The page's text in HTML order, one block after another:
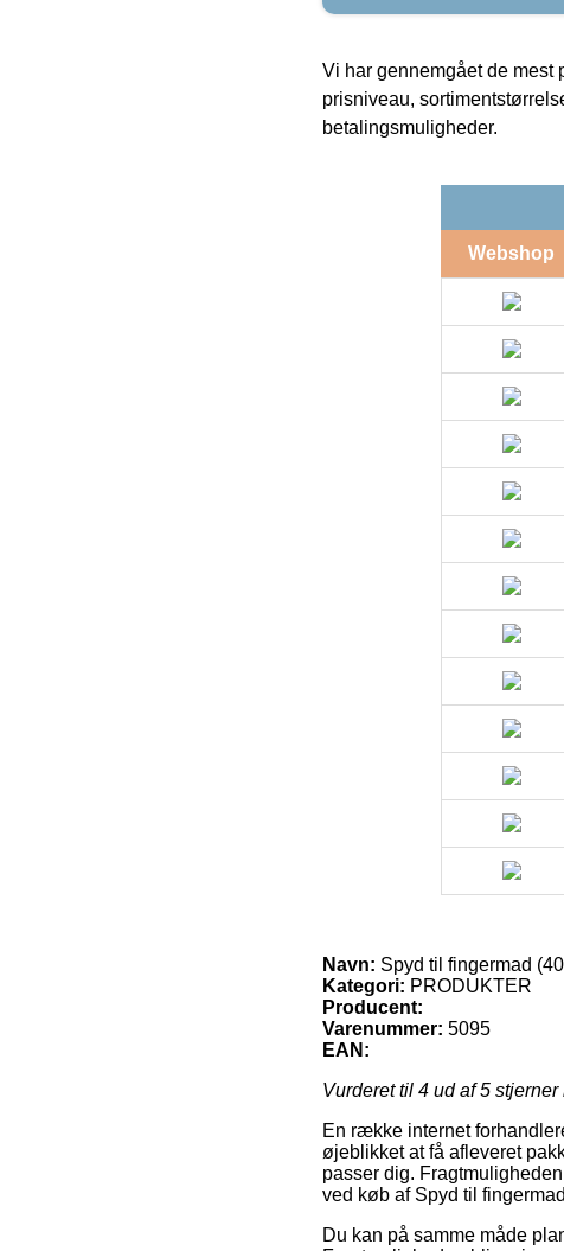
Vi har gennemgået de mest
prisniveau,
betalingsmuligheder.
Webshop
Navn: Spyd til fingermad
Kategori: PRODUKTER
Producent:
Varenummer: 5095
EAN:
Vurderet til 4 ud af 5 stjerner
En række internet
øjeblikket at få afleveret
passer dig.
ved køb af Spyd til
Du kan på samme måde